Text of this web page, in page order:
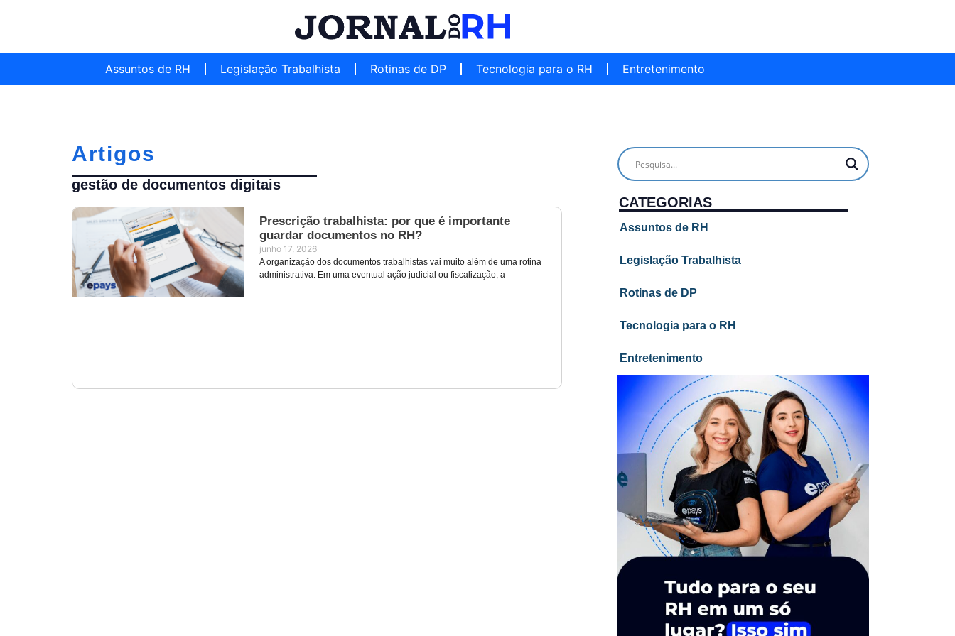
Assuntos de RH Legislação Trabalhista Rotinas de DP Tecnologia para o RH Entretenimento
Artigos
gestão de documentos digitais
Prescrição trabalhista: por que é importante
guardar documentos no RH?
junho 17, 2026
A organização dos documentos trabalhistas vai muito além de uma rotina
administrativa. Em uma eventual ação judicial ou fiscalização, a
CATEGORIAS
Assuntos de RH
Legislação Trabalhista
Rotinas de DP
Tecnologia para o RH
Entretenimento